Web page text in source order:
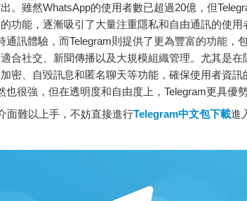
。雖然WhatsApp的使用者數已超過20億，但
功能，逐漸吸引了大量注重隱私和自由通訊的使用
通訊體驗，而Telegram則提供了更為豐富的功能，
合社交、新聞傳播以及大規模組織管理。尤其是在
密、自毀訊息和匿名聊天等功能，確保使用者資訊
很強，但在透明度和自由度上，Telegram更具優勢
難以上手，不妨直接進行Telegram中文包下載進